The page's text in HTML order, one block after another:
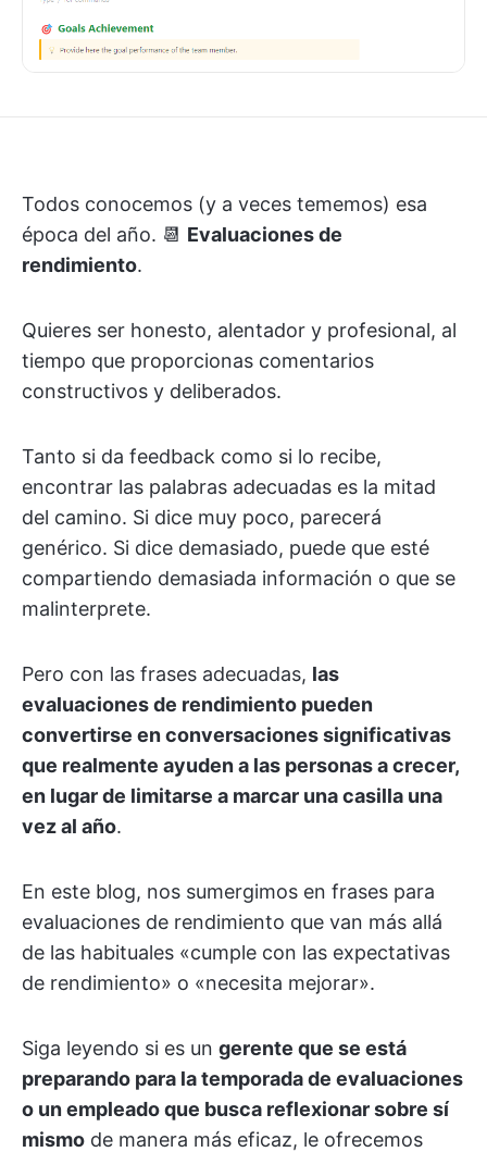
Todos conocemos (y a veces tememos) esa
época del año. 📆 Evaluaciones de
rendimiento.
Quieres ser honesto, alentador y profesional, al
tiempo que proporcionas comentarios
constructivos y deliberados.
Tanto si da feedback como si lo recibe,
encontrar las palabras adecuadas es la mitad
del camino. Si dice muy poco, parecerá
genérico. Si dice demasiado, puede que esté
compartiendo demasiada información o que se
malinterprete.
Pero con las frases adecuadas, las
evaluaciones de rendimiento pueden
convertirse en conversaciones significativas
que realmente ayuden a las personas a crecer,
en lugar de limitarse a marcar una casilla una
vez al año.
En este blog, nos sumergimos en frases para
evaluaciones de rendimiento que van más allá
de las habituales «cumple con las expectativas
de rendimiento» o «necesita mejorar».
Siga leyendo si es un gerente que se está
preparando para la temporada de evaluaciones
o un empleado que busca reflexionar sobre sí
mismo de manera más eficaz, le ofrecemos